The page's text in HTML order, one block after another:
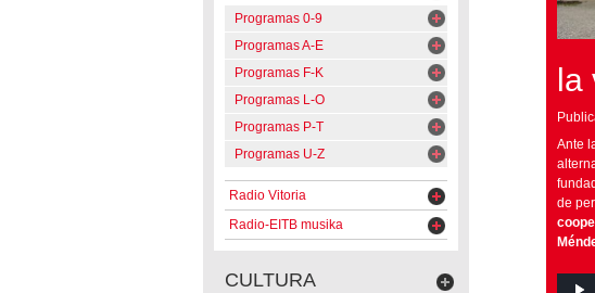
Programas 0-9
Programas A-E
Programas F-K
Programas L-O
Programas P-T
Programas U-Z
Radio Vitoria
Radio-EITB musika
CULTURA
la
Ante
de